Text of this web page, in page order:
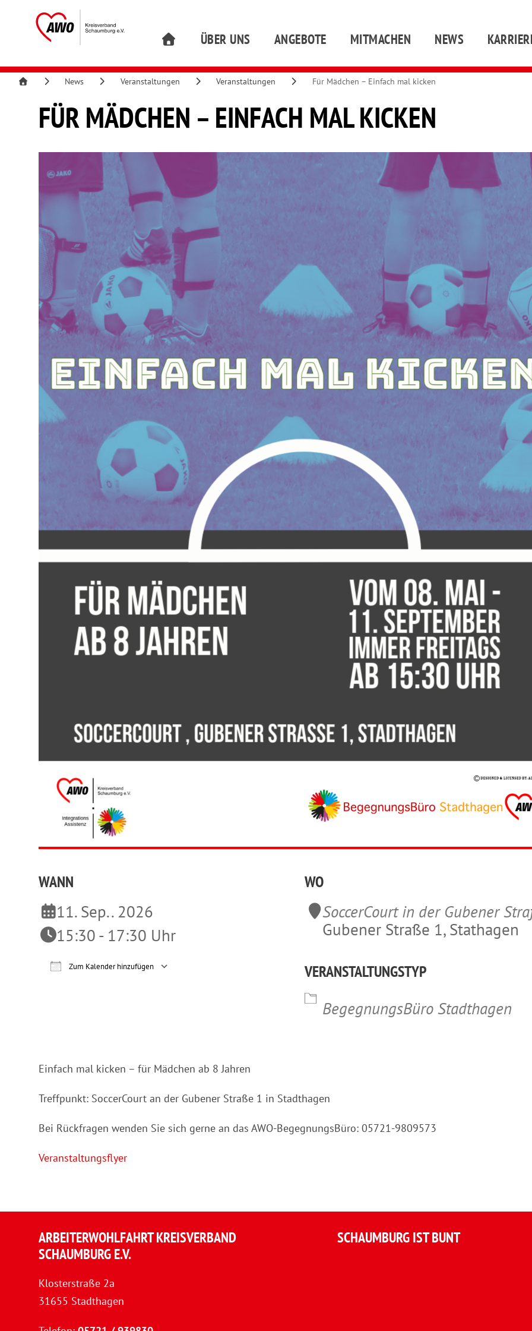
ÜBER UNS ANGEBOTE MITMACHEN NEWS
News Veranstaltungen Veranstaltungen Für Mädchen – Einfach mal kicken
FÜR MÄDCHEN – EINFACH MAL KICKEN
WANN
11. Sep.. 2026
15:30 - 17:30 Uhr
Zum Kalender hinzufügen
Google Kalender
WO
SoccerCourt in der Gubener
Gubener Straße 1, Stathagen
VERANSTALTUNGSTYP
BegegnungsBüro Stadthagen
Einfach mal kicken – für Mädchen ab 8 Jahren
Treffpunkt: SoccerCourt an der Gubener Straße 1 in Stadthagen
Bei Rückfragen wenden Sie sich gerne an das AWO-BegegnungsBüro: 05721-9809573
Veranstaltungsflyer
ARBEITERWOHLFAHRT KREISVERBAND
SCHAUMBURG E.V.
Klosterstraße 2a
31655 Stadthagen
SCHAUMBURG IST BUNT